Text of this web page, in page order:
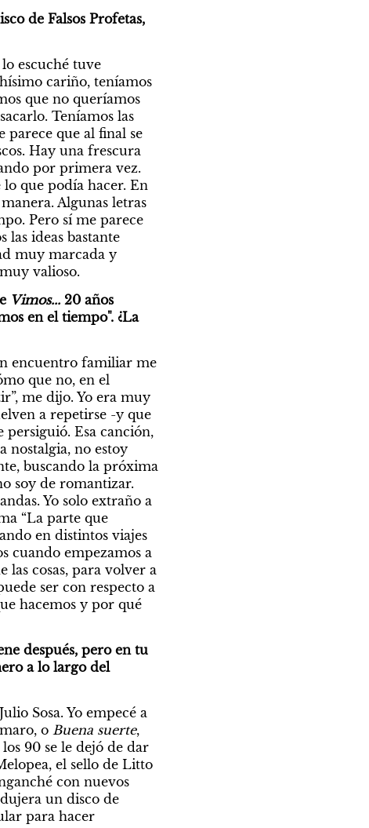
de Falsos Profetas,
escuché tuve
cariño, teníamos
que no queríamos
Teníamos las
parece que al final se
Hay una frescura
por primera vez.
lo que podía hacer. En
Algunas letras
Pero sí me parece
las ideas bastante
muy marcada y
valioso.
Vimos... 20 años
en el tiempo". ¿La
encuentro familiar me
que no, en el
me dijo. Yo era muy
a repetirse -y que
persiguió. Esa canción,
nostalgia, no estoy
buscando la próxima
soy de romantizar.
Yo solo extraño a
“La parte que
en distintos viajes
cuando empezamos a
las cosas, para volver a
ser con respecto a
hacemos y por qué
después, pero en tu
a lo largo del
Sosa. Yo empecé a
o Buena suerte,
90 se le dejó de dar
el sello de Litto
con nuevos
un disco de
para hacer